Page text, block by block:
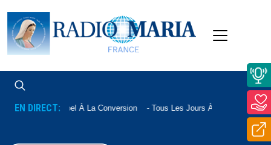
EN DIRECT:Appel À La Conversion Tous Les Jours À 22h20